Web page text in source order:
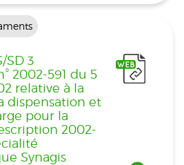
SD 3
2002-591 du 5
relative à la
dispensation et
pour la
2002-
Synagis